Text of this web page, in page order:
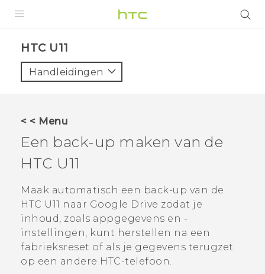
VIVE
AANBIEDINGEN
HTC Club
SUPPORT
HTC-apparaten & -accessoires
VIVERSE
Aanmelden
HTC U11‎
Handleidingen
< < Menu
Een back-up maken van de
HTC U11
Maak automatisch een back-up van de
HTC U11 naar Google Drive zodat je
inhoud, zoals appgegevens en -
instellingen, kunt herstellen na een
fabrieksreset of als je gegevens terugzet
op een andere HTC-telefoon.